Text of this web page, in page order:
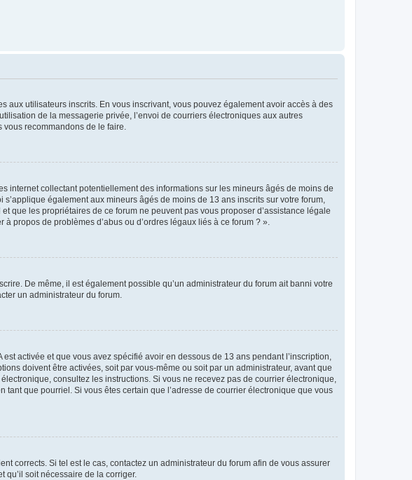
aux utilisateurs inscrits. En vous inscrivant, vous pouvez également avoir accès à des
de la messagerie privée, l’envoi de courriers électroniques aux autres
vous recommandons de le faire.
internet collectant potentiellement des informations sur les mineurs âgés de moins de
également aux mineurs âgés de moins de 13 ans inscrits sur votre forum,
que les propriétaires de ce forum ne peuvent pas vous proposer d’assistance légale
propos de problèmes d’abus ou d’ordres légaux liés à ce forum ? ».
De même, il est également possible qu’un administrateur du forum ait banni votre
un administrateur du forum.
activée et que vous avez spécifié avoir en dessous de 13 ans pendant l’inscription,
doivent être activées, soit par vous-même ou soit par un administrateur, avant que
consultez les instructions. Si vous ne recevez pas de courrier électronique,
que pourriel. Si vous êtes certain que l’adresse de courrier électronique que vous
corrects. Si tel est le cas, contactez un administrateur du forum afin de vous assurer
soit nécessaire de la corriger.